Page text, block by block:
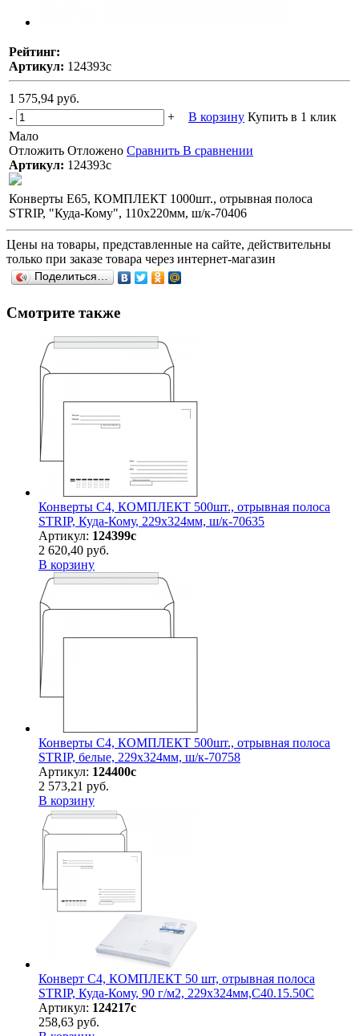
Рейтинг:
Артикул: 124393с
1 575,94 руб.
-
+ В корзину Купить в 1 клик
Мало
Отложить Отложено Сравнить В сравнении
Артикул: 124393с
Конверты Е65, КОМПЛЕКТ 1000шт., отрывная полоса
STRIP, "Куда-Кому", 110х220мм, ш/к-70406
Цены на товары, представленные на сайте, действительны
только при заказе товара через интернет-магазин
Поделиться…
Смотрите также
Конверты С4, КОМПЛЕКТ 500шт., отрывная полоса
STRIP, Куда-Кому, 229х324мм, ш/к-70635
Артикул: 124399с
2 620,40 руб.
В корзину
Конверты С4, КОМПЛЕКТ 500шт., отрывная полоса
STRIP, белые, 229х324мм, ш/к-70758
Артикул: 124400с
2 573,21 руб.
В корзину
Конверт С4, КОМПЛЕКТ 50 шт, отрывная полоса
STRIP, Куда-Кому, 90 г/м2, 229х324мм,С40.15.50С
Артикул: 124217с
258,63 руб.